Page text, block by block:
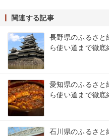
関連する記事
長野県のふるさと
ら使い道まで徹底
愛知県のふるさと
ら使い道まで徹底
石川県のふるさと